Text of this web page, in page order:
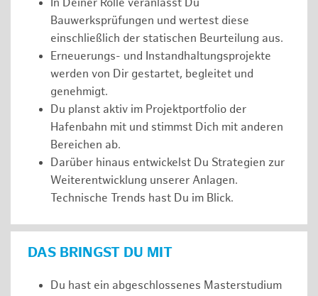
In Deiner Rolle veranlasst Du
Bauwerksprüfungen und wertest diese
einschließlich der statischen Beurteilung aus.
Erneuerungs- und Instandhaltungsprojekte
werden von Dir gestartet, begleitet und
genehmigt.
Du planst aktiv im Projektportfolio der
Hafenbahn mit und stimmst Dich mit anderen
Bereichen ab.
Darüber hinaus entwickelst Du Strategien zur
Weiterentwicklung unserer Anlagen.
Technische Trends hast Du im Blick.
DAS BRINGST DU MIT
Du hast ein abgeschlossenes Masterstudium